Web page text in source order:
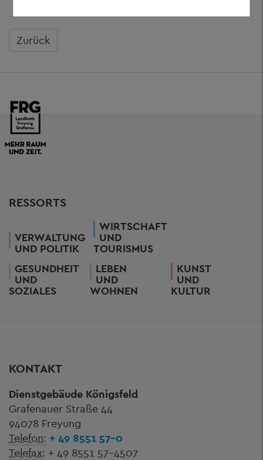
Zurück
RESSORTS
VERWALTUNG
UND POLITIK
WIRTSCHAFT
UND
TOURISMUS
GESUNDHEIT
UND
SOZIALES
LEBEN
UND
WOHNEN
KUNST
UND
KULTUR
KONTAKT
Dienstgebäude Königsfeld
Grafenauer Straße 44
94078 Freyung
Telefon: + 49 8551 57-0
Telefax: + 49 8551 57-4507